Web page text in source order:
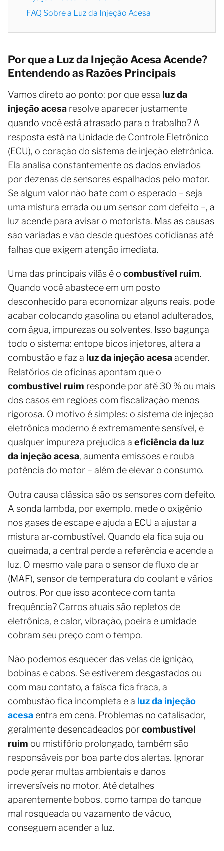
FAQ Sobre a Luz da Injeção Acesa
Por que a Luz da Injeção Acesa Acende?
Entendendo as Razões Principais
Vamos direto ao ponto: por que essa luz da
injeção acesa resolve aparecer justamente
quando você está atrasado para o trabalho? A
resposta está na Unidade de Controle Eletrônico
(ECU), o coração do sistema de injeção eletrônica.
Ela analisa constantemente os dados enviados
por dezenas de sensores espalhados pelo motor.
Se algum valor não bate com o esperado – seja
uma mistura errada ou um sensor com defeito –, a
luz acende para avisar o motorista. Mas as causas
são variadas e vão desde questões cotidianas até
falhas que exigem atenção imediata.
Uma das principais vilãs é o combustível ruim.
Quando você abastece em um posto
desconhecido para economizar alguns reais, pode
acabar colocando gasolina ou etanol adulterados,
com água, impurezas ou solventes. Isso bagunça
todo o sistema: entope bicos injetores, altera a
combustão e faz a luz da injeção acesaacender.
Relatórios de oficinas apontam que o
combustível ruim responde por até 30 % ou mais
dos casos em regiões com fiscalização menos
rigorosa. O motivo é simples: o sistema de injeção
eletrônica moderno é extremamente sensível, e
qualquer impureza prejudica a eficiência da luz
da injeção acesa, aumenta emissões e rouba
potência do motor – além de elevar o consumo.
Outra causa clássica são os sensores com defeito.
A sonda lambda, por exemplo, mede o oxigênio
nos gases de escape e ajuda a ECU a ajustar a
mistura ar-combustível. Quando ela fica suja ou
queimada, a central perde a referência e acende a
luz. O mesmo vale para o sensor de fluxo de ar
(MAF), sensor de temperatura do coolant e vários
outros. Por que isso acontece com tanta
frequência? Carros atuais são repletos de
eletrônica, e calor, vibração, poeira e umidade
cobram seu preço com o tempo.
Não podemos esquecer das velas de ignição,
bobinas e cabos. Se estiverem desgastados ou
com mau contato, a faísca fica fraca, a
combustão fica incompleta e a luz da injeção
acesa entra em cena. Problemas no catalisador,
geralmente desencadeados porcombustível
ruim ou mistifório prolongado, também são
responsáveis por boa parte dos alertas. Ignorar
pode gerar multas ambientais e danos
irreversíveis no motor. Até detalhes
aparentemente bobos, como tampa do tanque
mal rosqueada ou vazamento de vácuo,
conseguem acender a luz.